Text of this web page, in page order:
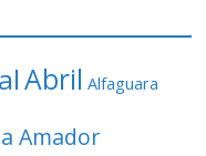
Abril Alfaguara
Amador